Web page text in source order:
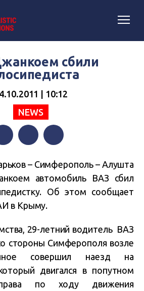
сбили
| 10:12
NEWS
– Симферополь – Алушта
автомобиль ВАЗ сбил
Об этом сообщает
в Крыму.
29-летний водитель ВАЗ
стороны Симферополя возле
совершил наезд на
двигался в попутном
по ходу движения